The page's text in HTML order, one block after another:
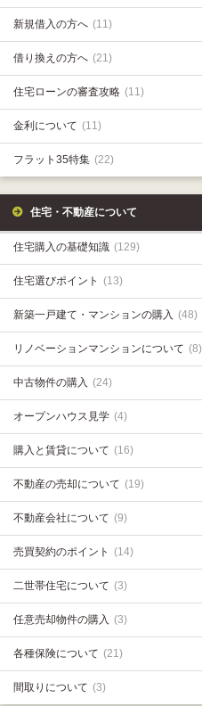
新規借入の方へ (11)
借り換えの方へ (21)
住宅ローンの審査攻略 (11)
金利について (11)
フラット35特集 (22)
住宅・不動産について
住宅購入の基礎知識 (129)
住宅選びポイント (13)
新築一戸建て・マンションの購入 (48)
リノベーションマンションについて (8)
中古物件の購入 (24)
オープンハウス見学 (4)
購入と賃貸について (16)
不動産の売却について (19)
不動産会社について (9)
売買契約のポイント (14)
二世帯住宅について (3)
任意売却物件の購入 (3)
各種保険について (21)
間取りについて (3)